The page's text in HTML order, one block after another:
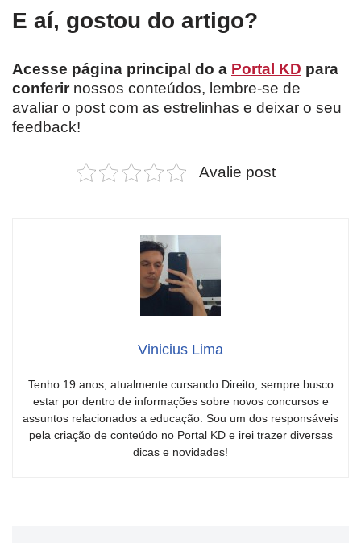
E aí, gostou do artigo?
Acesse página principal do a Portal KD para
conferirnossos conteúdos, lembre-se de
avaliar o post com as estrelinhas e deixar o seu
feedback!
Avalie post
Vinicius Lima
Tenho 19 anos, atualmente cursando Direito, sempre busco
estar por dentro de informações sobre novos concursos e
assuntos relacionados a educação. Sou um dos responsáveis
pela criação de conteúdo no Portal KD e irei trazer diversas
dicas e novidades!